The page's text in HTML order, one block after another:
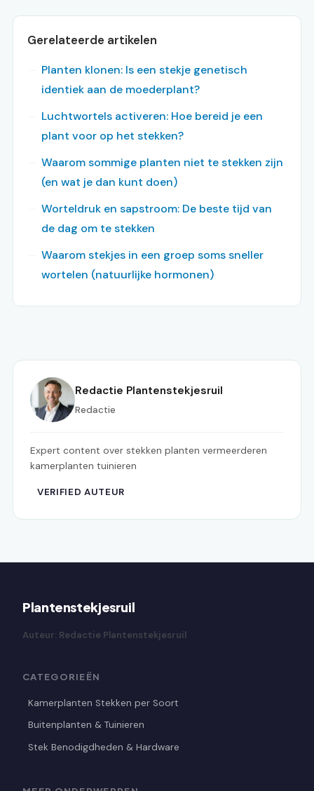
Gerelateerde artikelen
Planten klonen: Is een stekje genetisch
identiek aan de moederplant?
Luchtwortels activeren: Hoe bereid je een
plant voor op het stekken?
Waarom sommige planten niet te stekken zijn
(en wat je dan kunt doen)
Worteldruk en sapstroom: De beste tijd van
de dag om te stekken
Waarom stekjes in een groep soms sneller
wortelen (natuurlijke hormonen)
Redactie Plantenstekjesruil
Redactie
Expert content over stekken planten vermeerderen
kamerplanten tuinieren
VERIFIED AUTEUR
Plantenstekjesruil
Auteur: Redactie Plantenstekjesruil
CATEGORIEËN
Kamerplanten Stekken per Soort
Buitenplanten & Tuinieren
Stek Benodigdheden & Hardware